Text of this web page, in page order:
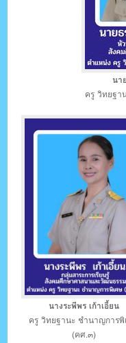
นา
ครู วิทยฐา
นางระพีพร เก้าเอี้ยน
ครู วิทยฐานะ ชำนาญการพิ
(คศ.๓)